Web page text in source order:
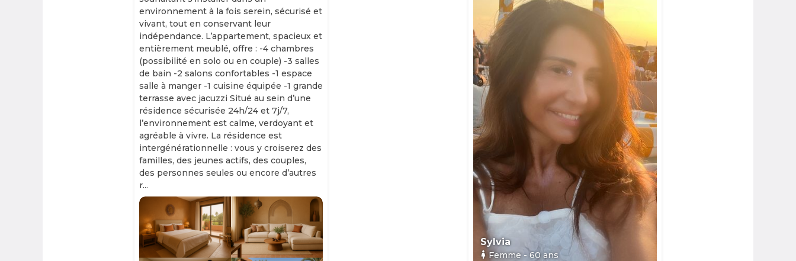
environnement à la fois serein, sécurisé et
vivant, tout en conservant leur
indépendance. L’appartement, spacieux et
entièrement meublé, offre : -4 chambres
(possibilité en solo ou en couple) -3 salles
de bain -2 salons confortables -1 espace
salle à manger -1 cuisine équipée -1 grande
terrasse avec jacuzzi Situé au sein d’une
résidence sécurisée 24h/24 et 7j/7,
l’environnement est calme, verdoyant et
agréable à vivre. La résidence est
intergénérationnelle : vous y croiserez des
familles, des jeunes actifs, des couples,
des personnes seules ou encore d’autres
r...
Slide 1 of 11
Sylvia
Femme - 60ans